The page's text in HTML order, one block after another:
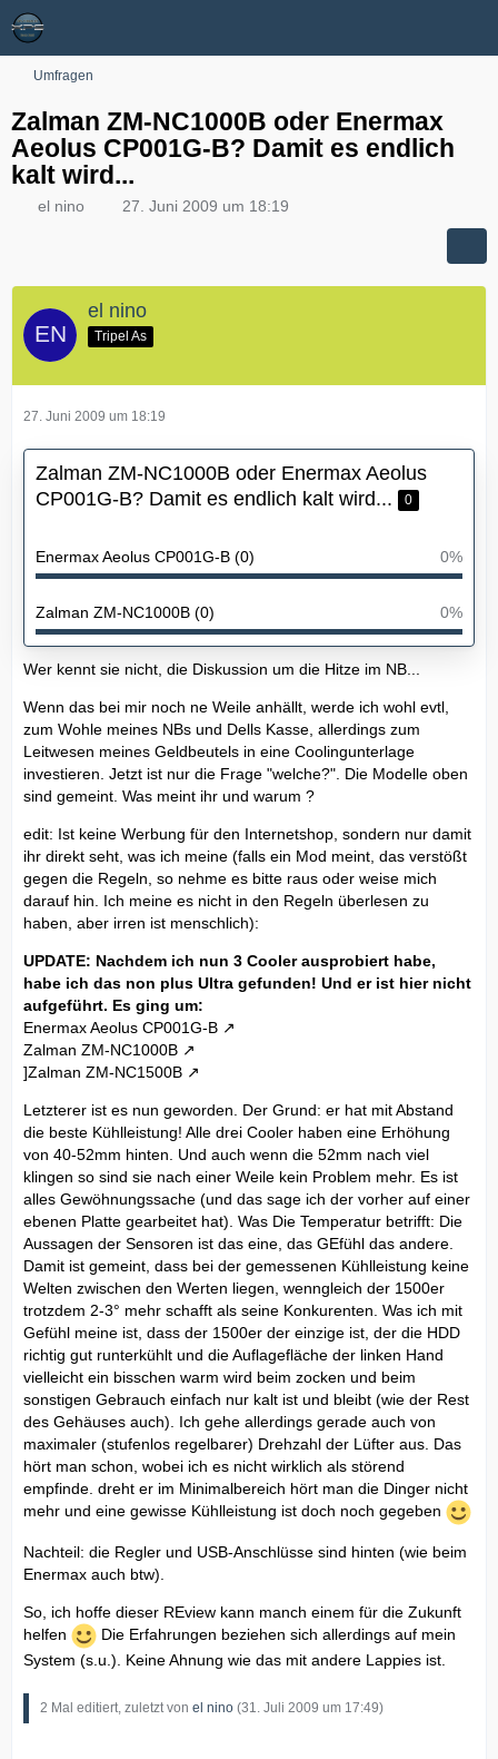
Umfragen
Zalman ZM-NC1000B oder Enermax
Aeolus CP001G-B? Damit es endlich
kalt wird...
el nino 27. Juni 2009 um 18:19
el nino
Tripel As
27. Juni 2009 um 18:19
Zalman ZM-NC1000B oder Enermax Aeolus
CP001G-B? Damit es endlich kalt wird...
0
Enermax Aeolus CP001G-B (0) 0%
Zalman ZM-NC1000B (0) 0%
Wer kennt sie nicht, die Diskussion um die Hitze im NB...
Wenn das bei mir noch ne Weile anhällt, werde ich wohl evtl,
zum Wohle meines NBs und Dells Kasse, allerdings zum
Leitwesen meines Geldbeutels in eine Coolingunterlage
investieren. Jetzt ist nur die Frage "welche?". Die Modelle oben
sind gemeint. Was meint ihr und warum ?
edit: Ist keine Werbung für den Internetshop, sondern nur damit
ihr direkt seht, was ich meine (falls ein Mod meint, das verstößt
gegen die Regeln, so nehme es bitte raus oder weise mich
darauf hin. Ich meine es nicht in den Regeln überlesen zu
haben, aber irren ist menschlich):
UPDATE: Nachdem ich nun 3 Cooler ausprobiert habe,
habe ich das non plus Ultra gefunden! Und er ist hier nicht
aufgeführt. Es ging um:
Enermax Aeolus CP001G-B
Zalman ZM-NC1000B
]Zalman ZM-NC1500B
Letzterer ist es nun geworden. Der Grund: er hat mit Abstand
die beste Kühlleistung! Alle drei Cooler haben eine Erhöhung
von 40-52mm hinten. Und auch wenn die 52mm nach viel
klingen so sind sie nach einer Weile kein Problem mehr. Es ist
alles Gewöhnungssache (und das sage ich der vorher auf einer
ebenen Platte gearbeitet hat). Was Die Temperatur betrifft: Die
Aussagen der Sensoren ist das eine, das GEfühl das andere.
Damit ist gemeint, dass bei der gemessenen Kühlleistung keine
Welten zwischen den Werten liegen, wenngleich der 1500er
trotzdem 2-3° mehr schafft als seine Konkurenten. Was ich mit
Gefühl meine ist, dass der 1500er der einzige ist, der die HDD
richtig gut runterkühlt und die Auflagefläche der linken Hand
vielleicht ein bisschen warm wird beim zocken und beim
sonstigen Gebrauch einfach nur kalt ist und bleibt (wie der Rest
des Gehäuses auch). Ich gehe allerdings gerade auch von
maximaler (stufenlos regelbarer) Drehzahl der Lüfter aus. Das
hört man schon, wobei ich es nicht wirklich als störend
empfinde. dreht er im Minimalbereich hört man die Dinger nicht
mehr und eine gewisse Kühlleistung ist doch noch gegeben
Nachteil: die Regler und USB-Anschlüsse sind hinten (wie beim
Enermax auch btw).
So, ich hoffe dieser REview kann manch einem für die Zukunft
helfen
Die Erfahrungen beziehen sich allerdings auf mein
System (s.u.). Keine Ahnung wie das mit andere Lappies ist.
2 Mal editiert, zuletzt von el nino (31. Juli 2009 um 17:49)